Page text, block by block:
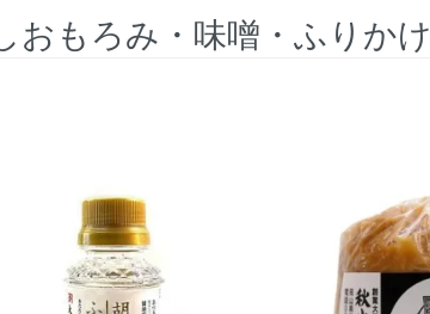
おもろみ・味噌・ふりかけ